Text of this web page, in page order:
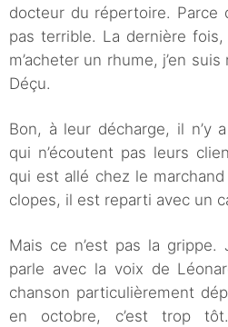
docteur du répertoire. Parce
pas terrible. La dernière
m’acheter un rhume, j’en
Déçu.
Bon, à leur décharge, il n’y
qui n’écoutent pas leurs
qui est allé chez le
clopes, il est reparti avec un
Mais ce n’est pas la grippe.
parle avec la voix de
chanson particulièrement
en octobre, c’est trop